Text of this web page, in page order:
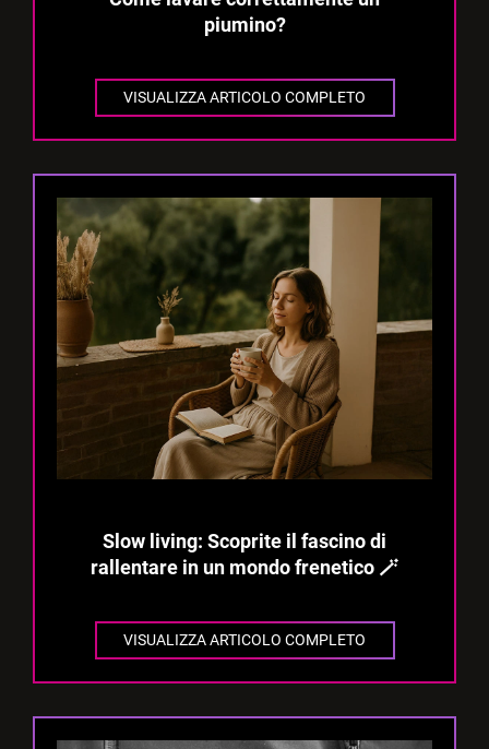
piumino?
VISUALIZZA ARTICOLO COMPLETO
Slow living: Scoprite il fascino di
rallentare in un mondo frenetico 🪄
VISUALIZZA ARTICOLO COMPLETO